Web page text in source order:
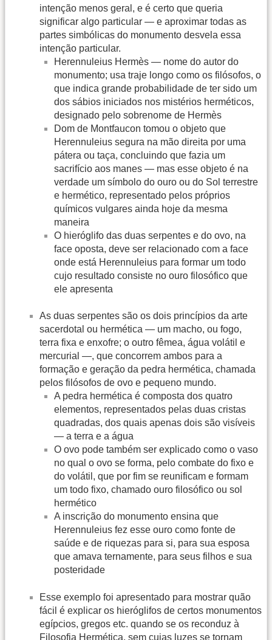
intenção menos geral, e é certo que queria
significar algo particular — e aproximar todas as
partes simbólicas do monumento desvela essa
intenção particular.
Herennuleius Hermès — nome do autor do
monumento; usa traje longo como os filósofos, o
que indica grande probabilidade de ter sido um
dos sábios iniciados nos mistérios herméticos,
designado pelo sobrenome de Hermès
Dom de Montfaucon tomou o objeto que
Herennuleius segura na mão direita por uma
pátera ou taça, concluindo que fazia um
sacrifício aos manes — mas esse objeto é na
verdade um símbolo do ouro ou do Sol terrestre
e hermético, representado pelos próprios
químicos vulgares ainda hoje da mesma
maneira
O hieróglifo das duas serpentes e do ovo, na
face oposta, deve ser relacionado com a face
onde está Herennuleius para formar um todo
cujo resultado consiste no ouro filosófico que
ele apresenta
As duas serpentes são os dois princípios da arte
sacerdotal ou hermética — um macho, ou fogo,
terra fixa e enxofre; o outro fêmea, água volátil e
mercurial —, que concorrem ambos para a
formação e geração da pedra hermética, chamada
pelos filósofos de ovo e pequeno mundo.
A pedra hermética é composta dos quatro
elementos, representados pelas duas cristas
quadradas, dos quais apenas dois são visíveis
— a terra e a água
O ovo pode também ser explicado como o vaso
no qual o ovo se forma, pelo combate do fixo e
do volátil, que por fim se reunificam e formam
um todo fixo, chamado ouro filosófico ou sol
hermético
A inscrição do monumento ensina que
Herennuleius fez esse ouro como fonte de
saúde e de riquezas para si, para sua esposa
que amava ternamente, para seus filhos e sua
posteridade
Esse exemplo foi apresentado para mostrar quão
fácil é explicar os hieróglifos de certos monumentos
egípcios, gregos etc. quando se os reconduz à
Filosofia Hermética, sem cujas luzes se tornam